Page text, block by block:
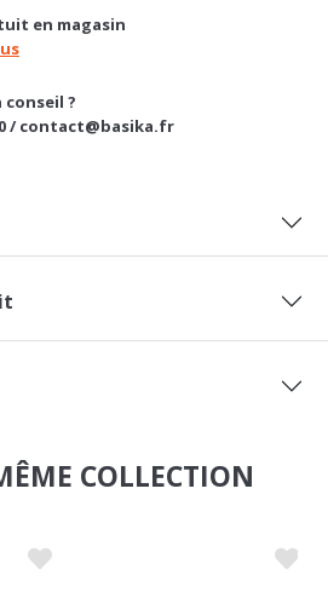
en magasin
conseil ?
/ contact@basika.fr
COLLECTION